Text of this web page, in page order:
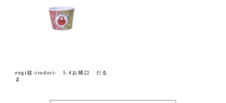
engi紋-irodori- 5.4お猪口 だる
ま